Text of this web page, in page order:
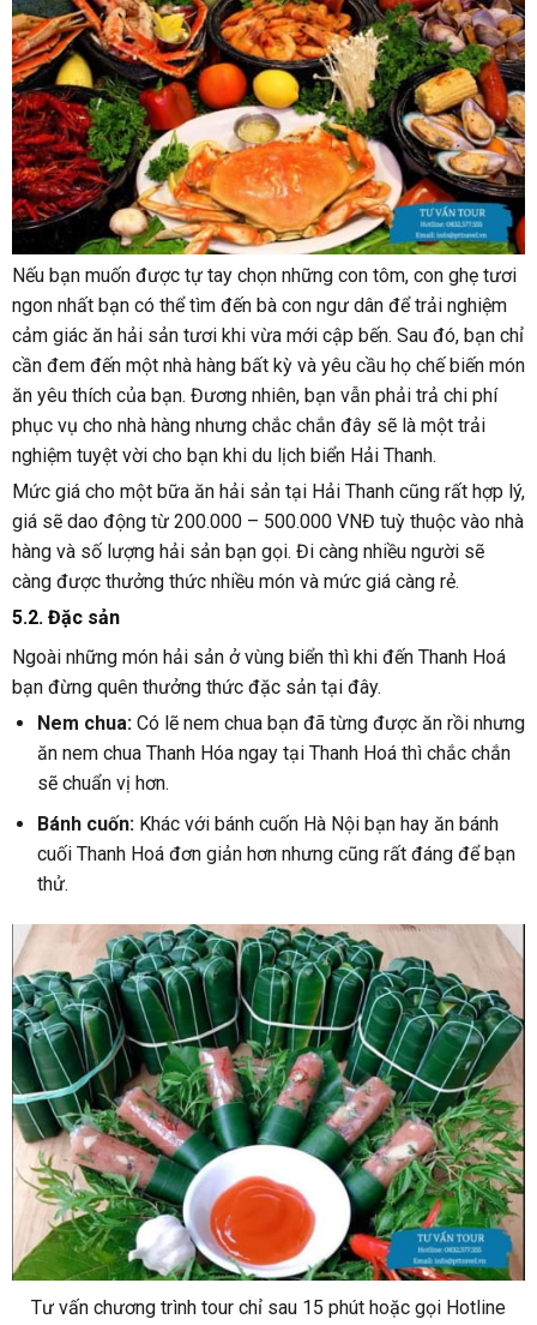
Nếu bạn muốn được tự tay chọn những con tôm, con ghẹ tươi
ngon nhất bạn có thể tìm đến bà con ngư dân để trải nghiệm
cảm giác ăn hải sản tươi khi vừa mới cập bến. Sau đó, bạn chỉ
cần đem đến một nhà hàng bất kỳ và yêu cầu họ chế biến món
ăn yêu thích của bạn. Đương nhiên, bạn vẫn phải trả chi phí
phục vụ cho nhà hàng nhưng chắc chắn đây sẽ là một trải
nghiệm tuyệt vời cho bạn khi du lịch biển Hải Thanh.
Mức giá cho một bữa ăn hải sản tại Hải Thanh cũng rất hợp lý,
giá sẽ dao động từ 200.000 – 500.000 VNĐ tuỳ thuộc vào nhà
hàng và số lượng hải sản bạn gọi. Đi càng nhiều người sẽ
càng được thưởng thức nhiều món và mức giá càng rẻ.
5.2. Đặc sản
Ngoài những món hải sản ở vùng biển thì khi đến Thanh Hoá
bạn đừng quên thưởng thức đặc sản tại đây.
Nem chua:Có lẽ nem chua bạn đã từng được ăn rồi nhưng
ăn nem chua Thanh Hóa ngay tại Thanh Hoá thì chắc chắn
sẽ chuẩn vị hơn.
Bánh cuốn:Khác với bánh cuốn Hà Nội bạn hay ăn bánh
cuối Thanh Hoá đơn giản hơn nhưng cũng rất đáng để bạn
thử.
Tư vấn chương trình tour chỉ sau 15 phút hoặc gọi Hotline